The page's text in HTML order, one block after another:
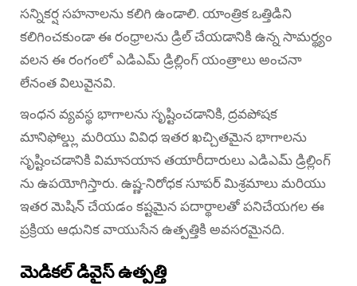
సన్నికర్ష సహనాలను కలిగి ఉండాలి. యాంత్రిక ఒత్తిడిని
కలిగించకుండా ఈ రంధ్రాలను డ్రిల్ చేయడానికి ఉన్న సామర్థ్యం
వలన ఈ రంగంలో ఎడిఎమ్ డ్రిల్లింగ్ యంత్రాలు అంచనా
లేనంత విలువైనవి.
ఇంధన వ్యవస్థ భాగాలను సృష్టించడానికి, ద్రవపోషక
మానిఫోల్డ్లు మరియు వివిధ ఇతర ఖచ్చితమైన భాగాలను
సృష్టించడానికి విమానయాన తయారీదారులు ఎడిఎమ్ డ్రిల్లింగ్
ను ఉపయోగిస్తారు. ఉష్ణ-నిరోధక సూపర్ మిశ్రమాలు మరియు
ఇతర మెషిన్ చేయడం కష్టమైన పదార్థాలతో పనిచేయగల ఈ
ప్రక్రియ ఆధునిక వాయుసేన ఉత్పత్తికి అవసరమైనది.
మెడికల్ డివైస్ ఉత్పత్తి